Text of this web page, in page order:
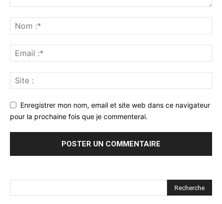
Enregistrer mon nom, email et site web dans ce navigateur
pour la prochaine fois que je commenterai.